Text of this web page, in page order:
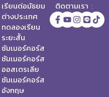
เรียนต่อมัธยม
ต่างประเทศ
ทดลองเรียน
ระยะสั้น
ซัมเมอร์คอร์ส
ซัมเมอร์คอร์ส
ออสเตรเลีย
ซัมเมอร์คอร์ส
อังกฤษ
ติดตามเรา :